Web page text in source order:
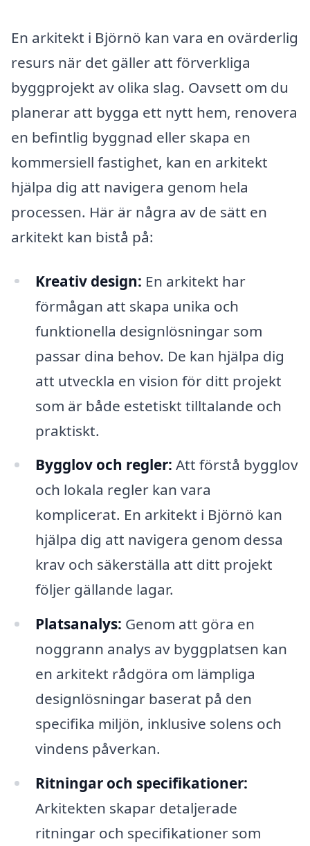
En arkitekt i Björnö kan vara en ovärderlig
resurs när det gäller att förverkliga
byggprojekt av olika slag. Oavsett om du
planerar att bygga ett nytt hem, renovera
en befintlig byggnad eller skapa en
kommersiell fastighet, kan en arkitekt
hjälpa dig att navigera genom hela
processen. Här är några av de sätt en
arkitekt kan bistå på:
Kreativ design: En arkitekt har
förmågan att skapa unika och
funktionella designlösningar som
passar dina behov. De kan hjälpa dig
att utveckla en vision för ditt projekt
som är både estetiskt tilltalande och
praktiskt.
Bygglov och regler: Att förstå bygglov
och lokala regler kan vara
komplicerat. En arkitekt i Björnö kan
hjälpa dig att navigera genom dessa
krav och säkerställa att ditt projekt
följer gällande lagar.
Platsanalys: Genom att göra en
noggrann analys av byggplatsen kan
en arkitekt rådgöra om lämpliga
designlösningar baserat på den
specifika miljön, inklusive solens och
vindens påverkan.
Ritningar och specifikationer:
Arkitekten skapar detaljerade
ritningar och specifikationer som